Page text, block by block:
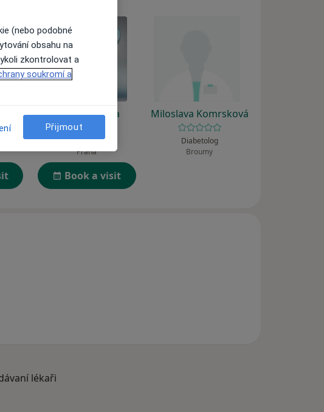
Aisha Sadueva
Zubař
Praha
Book a visit
Miloslava Komrsková
Diabetolog
Broumy
lékaři
(nebo podobné
obsahu na
zkontrolovat a
soukromí a
Přijmout